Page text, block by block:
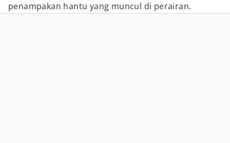
penampakan hantu yang muncul di perairan.